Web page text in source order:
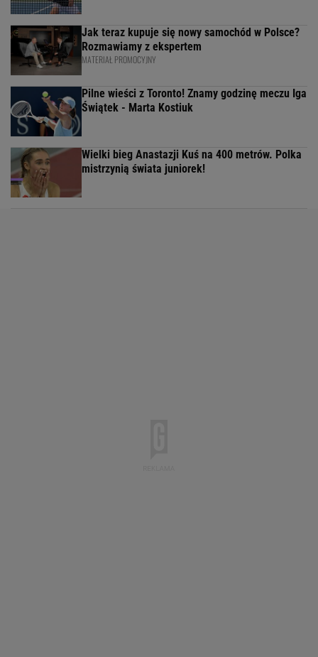
Jak teraz kupuje się nowy samochód w Polsce?
Rozmawiamy z ekspertem
MATERIAŁ PROMOCYJNY
Pilne wieści z Toronto! Znamy godzinę meczu Iga
Świątek - Marta Kostiuk
Wielki bieg Anastazji Kuś na 400 metrów. Polka
mistrzynią świata juniorek!